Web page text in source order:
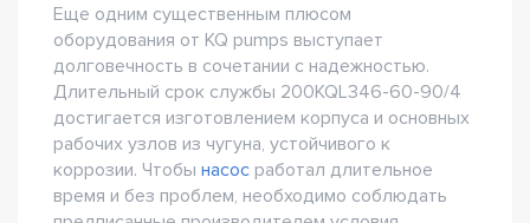
Еще одним существенным плюсом
оборудования от KQ pumps выступает
долговечность в сочетании с надежностью.
Длительный срок службы 200KQL346-60-90/4
достигается изготовлением корпуса и основных
рабочих узлов из чугуна, устойчивого к
коррозии. Чтобы насос работал длительное
время и без проблем, необходимо соблюдать